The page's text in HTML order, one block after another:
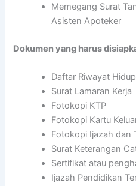
Memegang Surat
Asisten Apoteker
Dokumen yang harus
Daftar Riwayat
Surat Lamaran Kerja
Fotokopi KTP
Fotokopi Kartu
Fotokopi Ijazah dan
Surat Keterangan
Sertifikat atau
Ijazah Pendidikan